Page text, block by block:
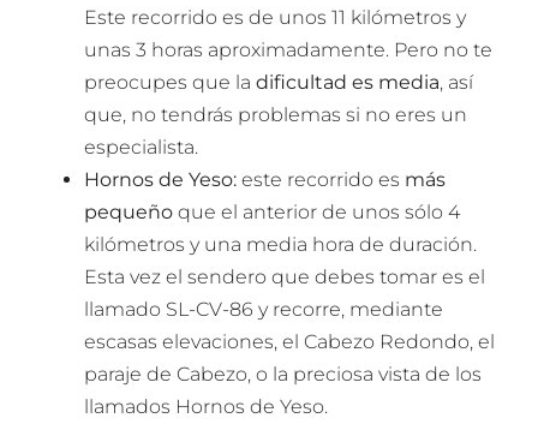
Este recorrido es de unos 11 kilómetros y
unas 3 horas aproximadamente. Pero no te
preocupes que la dificultad es media, así
que, no tendrás problemas si no eres un
especialista.
Hornos de Yeso: este recorrido es más
pequeño que el anterior de unos sólo 4
kilómetros y una media hora de duración.
Esta vez el sendero que debes tomar es el
llamado SL-CV-86 y recorre, mediante
escasas elevaciones, el Cabezo Redondo, el
paraje de Cabezo, o la preciosa vista de los
llamados Hornos de Yeso.